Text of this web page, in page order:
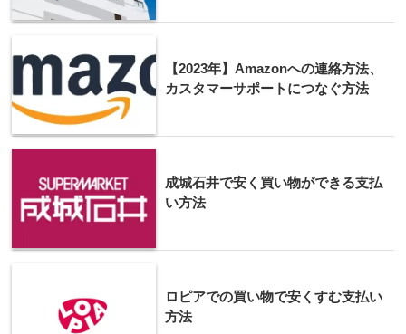
【2023年】Amazonへの連絡方法、
カスタマーサポートにつなぐ方法
成城石井で安く買い物ができる支払
い方法
ロピアでの買い物で安くすむ支払い
方法